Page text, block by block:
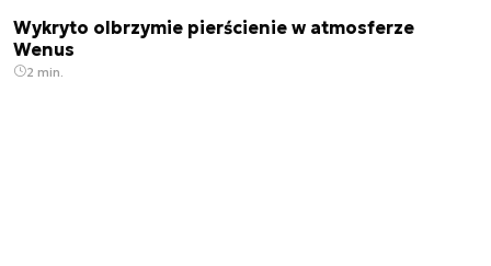
Wykryto olbrzymie pierścienie w atmosferze
Wenus
2 min.